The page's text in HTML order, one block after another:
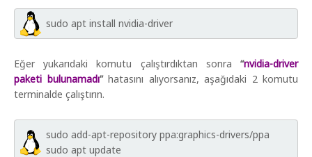
sudo apt install nvidia-driver
Eğer yukarıdaki komutu çalıştırdıktan sonra “nvidia-driver
paketi bulunamadı”hatasını alıyorsanız, aşağıdaki 2 komutu
terminalde çalıştırın.
sudo add-apt-repository ppa:graphics-drivers/ppa
sudo apt update